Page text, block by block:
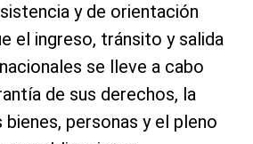
y de orientación
el ingreso, tránsito y salida
se lleve a cabo
de sus derechos, la
bienes, personas y el pleno